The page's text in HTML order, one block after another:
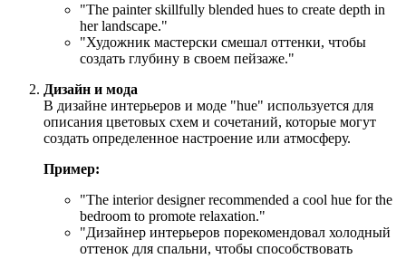
"The painter skillfully blended hues to create depth in
her landscape."
"Художник мастерски смешал оттенки, чтобы
создать глубину в своем пейзаже."
Дизайн и мода
В дизайне интерьеров и моде "hue" используется для
описания цветовых схем и сочетаний, которые могут
создать определенное настроение или атмосферу.
Пример:
"The interior designer recommended a cool hue for the
bedroom to promote relaxation."
"Дизайнер интерьеров порекомендовал холодный
оттенок для спальни, чтобы способствовать